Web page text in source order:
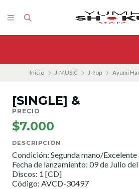
Inicio J-MUSIC J-Pop Ayumi
[SINGLE] &
PRECIO
$7.000
DESCRIPCIÓN
Condición: Segunda mano/Excelente
Fecha de lanzamiento: 09 de Julio
Discos: 1 [CD]
Código: AVCD-30497